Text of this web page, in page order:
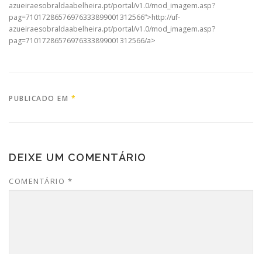
azueiraesobraldaabelheira.pt/portal/v1.0/mod_imagem.asp?
pag=71017286576976333899001312566”>http://uf-
azueiraesobraldaabelheira.pt/portal/v1.0/mod_imagem.asp?
pag=71017286576976333899001312566/a>
PUBLICADO EM *
DEIXE UM COMENTÁRIO
COMENTÁRIO *